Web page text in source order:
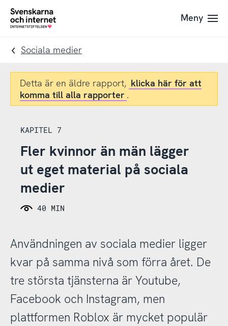
Till
navigation
Till
innehåll
To
Meny
Sociala medier
Detta är en äldre rapport, klicka här för att
komma till alla rapporter .
KAPITEL 7
Fler kvinnor än män lägger
ut eget material på sociala
medier
40 MIN
Användningen av sociala medier ligger
kvar på samma nivå som förra året. De
tre största tjänsterna är Youtube,
Facebook och Instagram, men
plattformen Roblox är mycket populär